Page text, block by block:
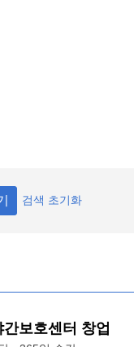
검색 초기화
간보호센터 창업